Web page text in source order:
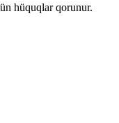
hüquqlar qorunur.